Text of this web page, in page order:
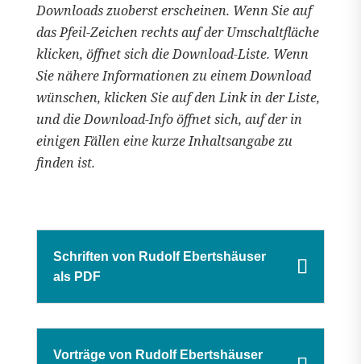
Downloads zuoberst erscheinen. Wenn Sie auf
das Pfeil-Zeichen rechts auf der Umschaltfläche
klicken, öffnet sich die Download-Liste. Wenn
Sie nähere Informationen zu einem Download
wünschen, klicken Sie auf den Link in der Liste,
und die Download-Info öffnet sich, auf der in
einigen Fällen eine kurze Inhaltsangabe zu
finden ist.
Schriften von Rudolf Ebertshäuser
als PDF
Vorträge von Rudolf Ebertshäuser